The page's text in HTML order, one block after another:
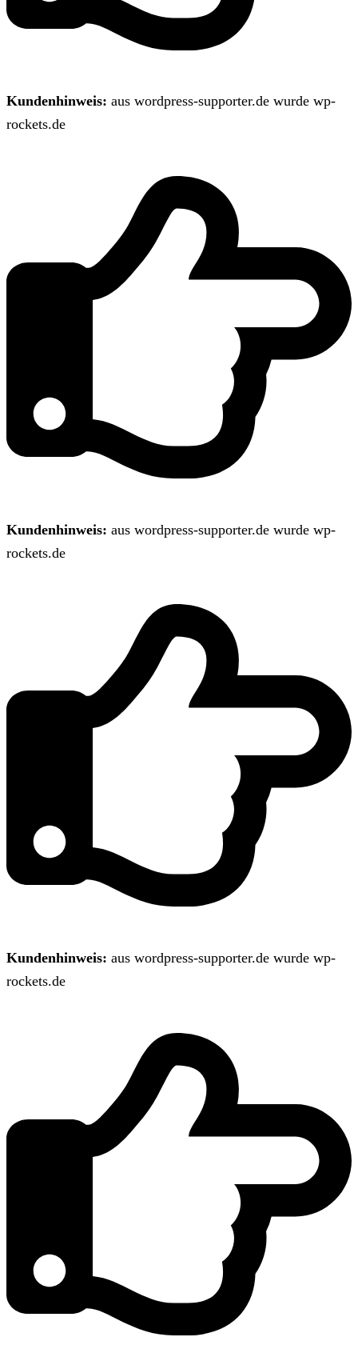
Kundenhinweis: aus wordpress-supporter.de wurde wp-
rockets.de
Kundenhinweis: aus wordpress-supporter.de wurde wp-
rockets.de
Kundenhinweis: aus wordpress-supporter.de wurde wp-
rockets.de